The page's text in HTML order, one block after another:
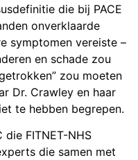
die bij PACE
onverklaarde
symptomen vereiste –
en schade zou
zou moeten
Dr. Crawley en haar
te hebben begrepen.
FITNET-NHS
die samen met